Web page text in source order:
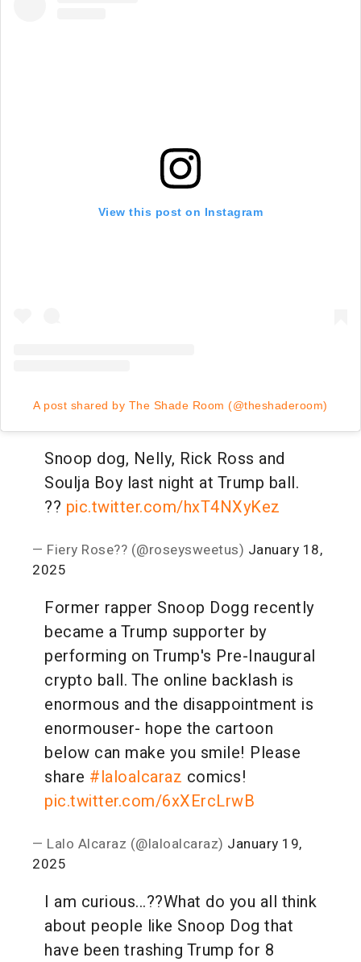
View this post on Instagram
A post shared by The Shade Room (@theshaderoom)
Snoop dog, Nelly, Rick Ross and
Soulja Boy last night at Trump ball.
?? pic.twitter.com/hxT4NXyKez
— Fiery Rose?? (@roseysweetus) January 18,
2025
Former rapper Snoop Dogg recently
became a Trump supporter by
performing on Trump's Pre-Inaugural
crypto ball. The online backlash is
enormous and the disappointment is
enormouser- hope the cartoon
below can make you smile! Please
share #laloalcaraz comics!
pic.twitter.com/6xXErcLrwB
— Lalo Alcaraz (@laloalcaraz) January 19,
2025
I am curious...??What do you all think
about people like Snoop Dog that
have been trashing Trump for 8